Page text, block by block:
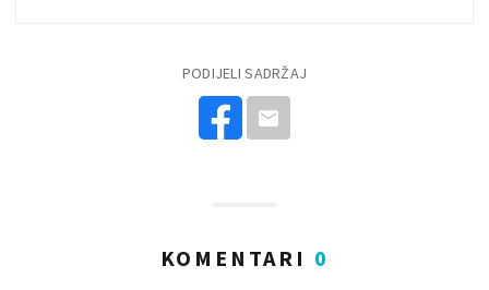
PODIJELI SADRŽAJ
KOMENTARI 0